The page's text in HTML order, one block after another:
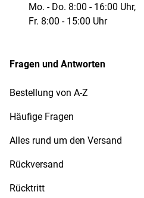
Mo. - Do. 8:00 - 16:00 Uhr,
Fr. 8:00 - 15:00 Uhr
Fragen und Antworten
Bestellung von A-Z
Häufige Fragen
Alles rund um den Versand
Rückversand
Rücktritt